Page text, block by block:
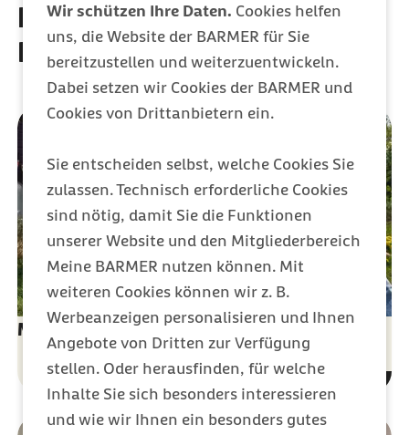
Wir schützen Ihre Daten. Cookies helfen
uns, die Website der BARMER für Sie
bereitzustellen und weiterzuentwickeln.
Dabei setzen wir Cookies der BARMER und
Cookies von Drittanbietern ein.
Sie entscheiden selbst, welche Cookies Sie
zulassen. Technisch erforderliche Cookies
sind nötig, damit Sie die Funktionen
unserer Website und den Mitgliederbereich
Meine BARMER nutzen können. Mit
weiteren Cookies können wir z. B.
Werbeanzeigen personalisieren und Ihnen
Angebote von Dritten zur Verfügung
stellen. Oder herausfinden, für welche
Inhalte Sie sich besonders interessieren
und wie wir Ihnen ein besonders gutes
Leistungen der Barmer
Krankenversicherung
Meine Barmer: Anliegen direkt online lösen